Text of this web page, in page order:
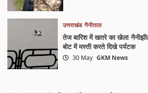
उत्तराखंड नैनीताल
तेज बारिश में खतरे का खेल!
बोट में मस्ती करते दिखे पर्यटक
30 May GKM News